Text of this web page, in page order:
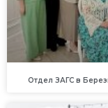
Отдел ЗАГС в